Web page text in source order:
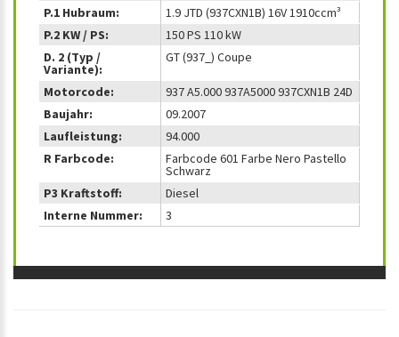
P.1 Hubraum:
1.9 JTD (937CXN1B) 16V 1910ccm³
P.2 KW / PS:
150 PS 110 kW
D. 2 (Typ /
Variante):
GT (937_) Coupe
Motorcode:
937 A5.000 937A5000 937CXN1B 24D
Baujahr:
09.2007
Laufleistung:
94.000
R Farbcode:
Farbcode 601 Farbe Nero Pastello
Schwarz
P3 Kraftstoff:
Diesel
Interne Nummer:
3